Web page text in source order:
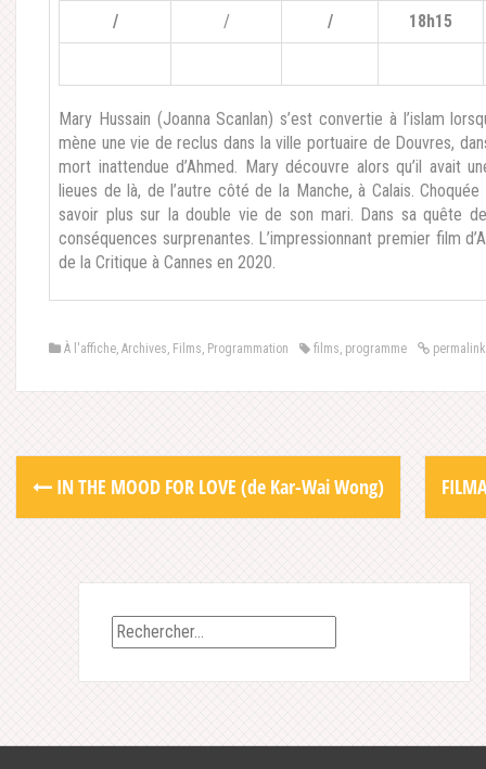
/ / / 18h15
Mary Hussain (Joanna Scanlan) s’est convertie à l’islam
mène une vie de reclus dans la ville portuaire de Douvres,
mort inattendue d’Ahmed. Mary découvre alors qu’il avait
lieues de là, de l’autre côté de la Manche, à Calais.
savoir plus sur la double vie de son mari. Dans sa quête
conséquences surprenantes. L’impressionnant premier film
de la Critique à Cannes en 2020.
À l'affiche, Archives, Films, Programmation films, programme permalink
Post
navigation
IN THE MOOD FOR LOVE (de Kar-Wai Wong)
Rechercher :